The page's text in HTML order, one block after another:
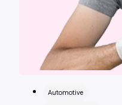
Automotive